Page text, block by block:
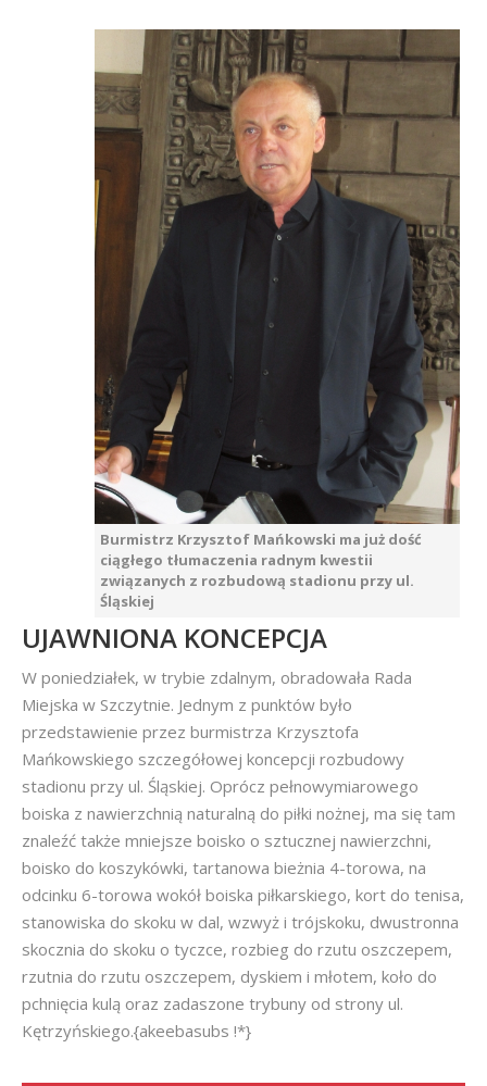
Burmistrz Krzysztof Mańkowski ma już dość
ciągłego tłumaczenia radnym kwestii
związanych z rozbudową stadionu przy ul.
Śląskiej
UJAWNIONA KONCEPCJA
W poniedziałek, w trybie zdalnym, obradowała Rada
Miejska w Szczytnie. Jednym z punktów było
przedstawienie przez burmistrza Krzysztofa
Mańkowskiego szczegółowej koncepcji rozbudowy
stadionu przy ul. Śląskiej. Oprócz pełnowymiarowego
boiska z nawierzchnią naturalną do piłki nożnej, ma się tam
znaleźć także mniejsze boisko o sztucznej nawierzchni,
boisko do koszykówki, tartanowa bieżnia 4-torowa, na
odcinku 6-torowa wokół boiska piłkarskiego, kort do tenisa,
stanowiska do skoku w dal, wzwyż i trójskoku, dwustronna
skocznia do skoku o tyczce, rozbieg do rzutu oszczepem,
rzutnia do rzutu oszczepem, dyskiem i młotem, koło do
pchnięcia kulą oraz zadaszone trybuny od strony ul.
Kętrzyńskiego.{akeebasubs !*}